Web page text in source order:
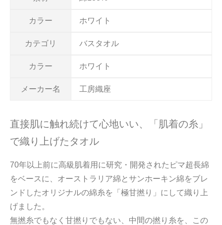
カラー ホワイト
カテゴリ バスタオル
カラー ホワイト
メーカー名 工房織座
直接肌に触れ続けて心地いい、「肌着の糸」
で織り上げたタオル
70年以上前に高級肌着用に研究・開発されたピマ超長綿
をベースに、オーストラリア綿とサンホーキン綿をブレ
ンドしたオリジナルの綿糸を「極甘撚り」にして織り上
げました。
無撚糸でもなく甘撚りでもない、中間の撚り糸を、この